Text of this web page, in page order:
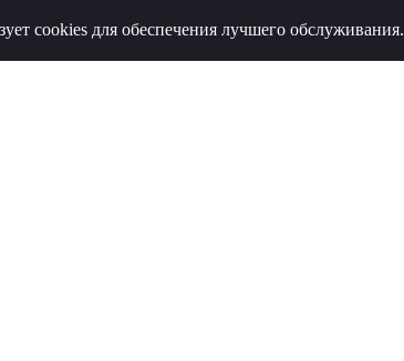
cookies для обеспечения лучшего обслуживания.